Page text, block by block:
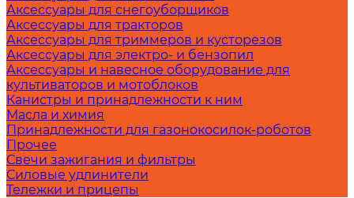
Аксессуары для снегоуборщиков
Аксессуары для тракторов
Аксессуары для триммеров и кусторезов
Аксессуары для электро- и бензопил
Аксессуары и навесное оборудование для
культиваторов и мотоблоков
Канистры и принадлежности к ним
Масла и химия
Принадлежности для газонокосилок-роботов
Прочее
Свечи зажигания и фильтры
Силовые удлинители
Тележки и прицепы